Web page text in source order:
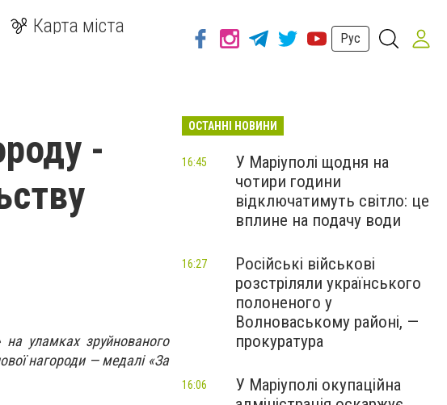
Карта міста
Рус
-
на уламках зруйнованого
нагороди — медалі «За
ОСТАННІ НОВИНИ
У Маріуполі щодня на
чотири години
відключатимуть світло: це
вплине на подачу води
16:45
Російські військові
розстріляли українського
полоненого у
Волноваському районі, —
прокуратура
16:27
У Маріуполі окупаційна
16:06